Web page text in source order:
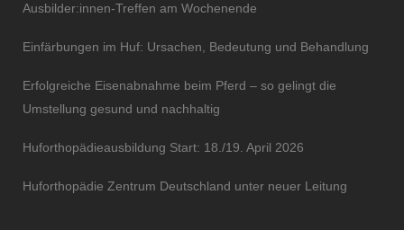
Ausbilder:innen-Treffen am Wochenende
Einfärbungen im Huf: Ursachen, Bedeutung und Behandlung
Erfolgreiche Eisenabnahme beim Pferd – so gelingt die
Umstellung gesund und nachhaltig
Huforthopädieausbildung Start: 18./19. April 2026
Huforthopädie Zentrum Deutschland unter neuer Leitung